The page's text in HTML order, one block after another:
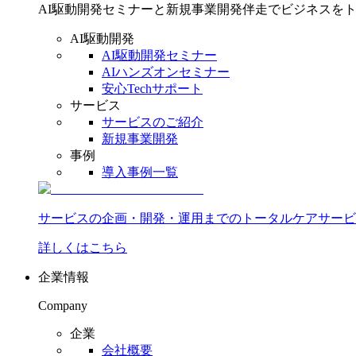
AI駆動開発セミナーと新規事業開発伴走でビジネスを
AI駆動開発
AI駆動開発セミナー
AIハンズオンセミナー
安心Techサポート
サービス
サービスのご紹介
新規事業開発
事例
導入事例一覧
サービスの企画・開発・運用までのトータルケアサー
詳しくはこちら
企業情報
Company
企業
会社概要